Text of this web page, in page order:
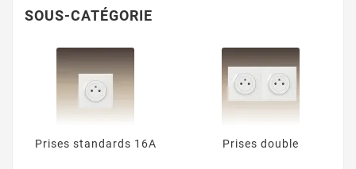
SOUS-CATÉGORIE
Prises standards 16A Prises double